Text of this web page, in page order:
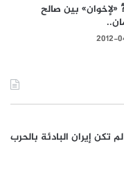
«لإخوان» بين صالح
2012-
تكن إيران البادئة بالحرب